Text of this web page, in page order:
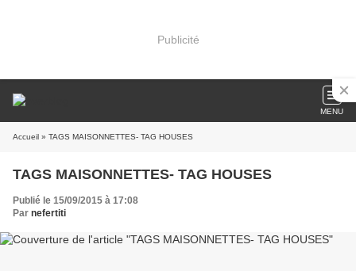
Publicité
MENU
Accueil » TAGS MAISONNETTES- TAG HOUSES
TAGS MAISONNETTES- TAG HOUSES
Publié le 15/09/2015 à 17:08
Par nefertiti